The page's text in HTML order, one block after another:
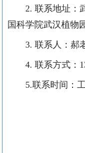
2. 联系地址：
国科学院武汉植物
3. 联系人：郝
4. 联系方式：
5.联系时间：